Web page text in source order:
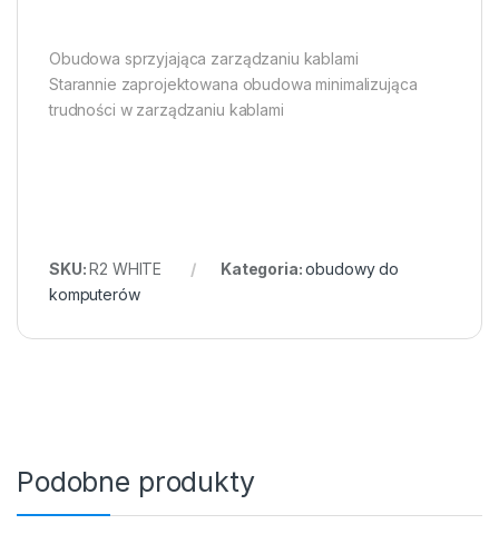
Obudowa sprzyjająca zarządzaniu kablami
Starannie zaprojektowana obudowa minimalizująca
trudności w zarządzaniu kablami
SKU:R2 WHITE Kategoria:obudowy do
komputerów
Podobne produkty